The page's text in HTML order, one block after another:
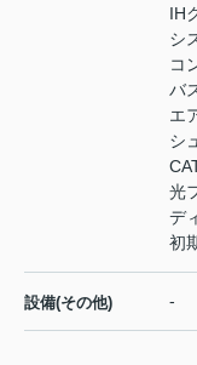
IH
シ
コ
バ
エ
シ
光
デ
初
設備(その他) -